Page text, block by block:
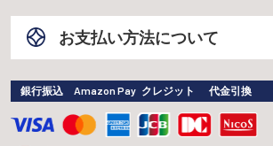
お支払い方法について
銀行振込 Amazon Pay クレジット 代金引換